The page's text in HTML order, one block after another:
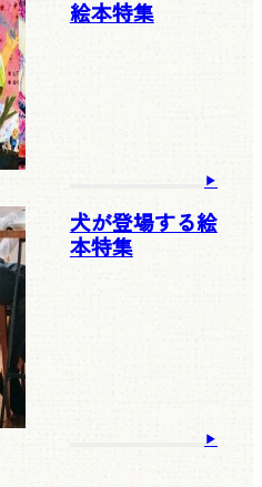
絵本特集
犬が登場する絵
本特集